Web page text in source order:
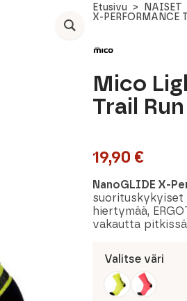
Etusivu NAISET
X-PERFORMANCE
Mico
Trail
19,90 €
NanoGLIDE X-
suorituskykyiset
hiertymää,
vakautta
Valitse väri